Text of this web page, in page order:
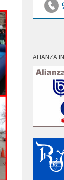
ALIANZA